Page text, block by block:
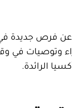
فرص جديدة في
وتوصيات في
الرائدة.